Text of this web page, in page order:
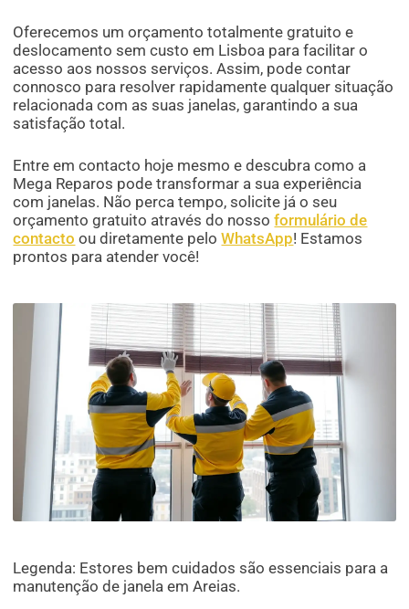
Oferecemos um orçamento totalmente gratuito e
deslocamento sem custo em Lisboa para facilitar o
acesso aos nossos serviços. Assim, pode contar
connosco para resolver rapidamente qualquer situação
relacionada com as suas janelas, garantindo a sua
satisfação total.
Entre em contacto hoje mesmo e descubra como a
Mega Reparos pode transformar a sua experiência
com janelas. Não perca tempo, solicite já o seu
orçamento gratuito através do nossoformulário de
contacto ou diretamente peloWhatsApp! Estamos
prontos para atender você!
Legenda: Estores bem cuidados são essenciais para a
manutenção de janela em Areias.